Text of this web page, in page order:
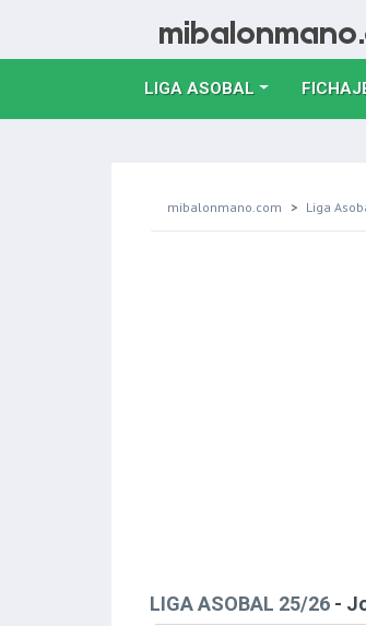
LIGA ASOBAL
mibalonmano.com Liga
LIGA ASOBAL 25/26 -